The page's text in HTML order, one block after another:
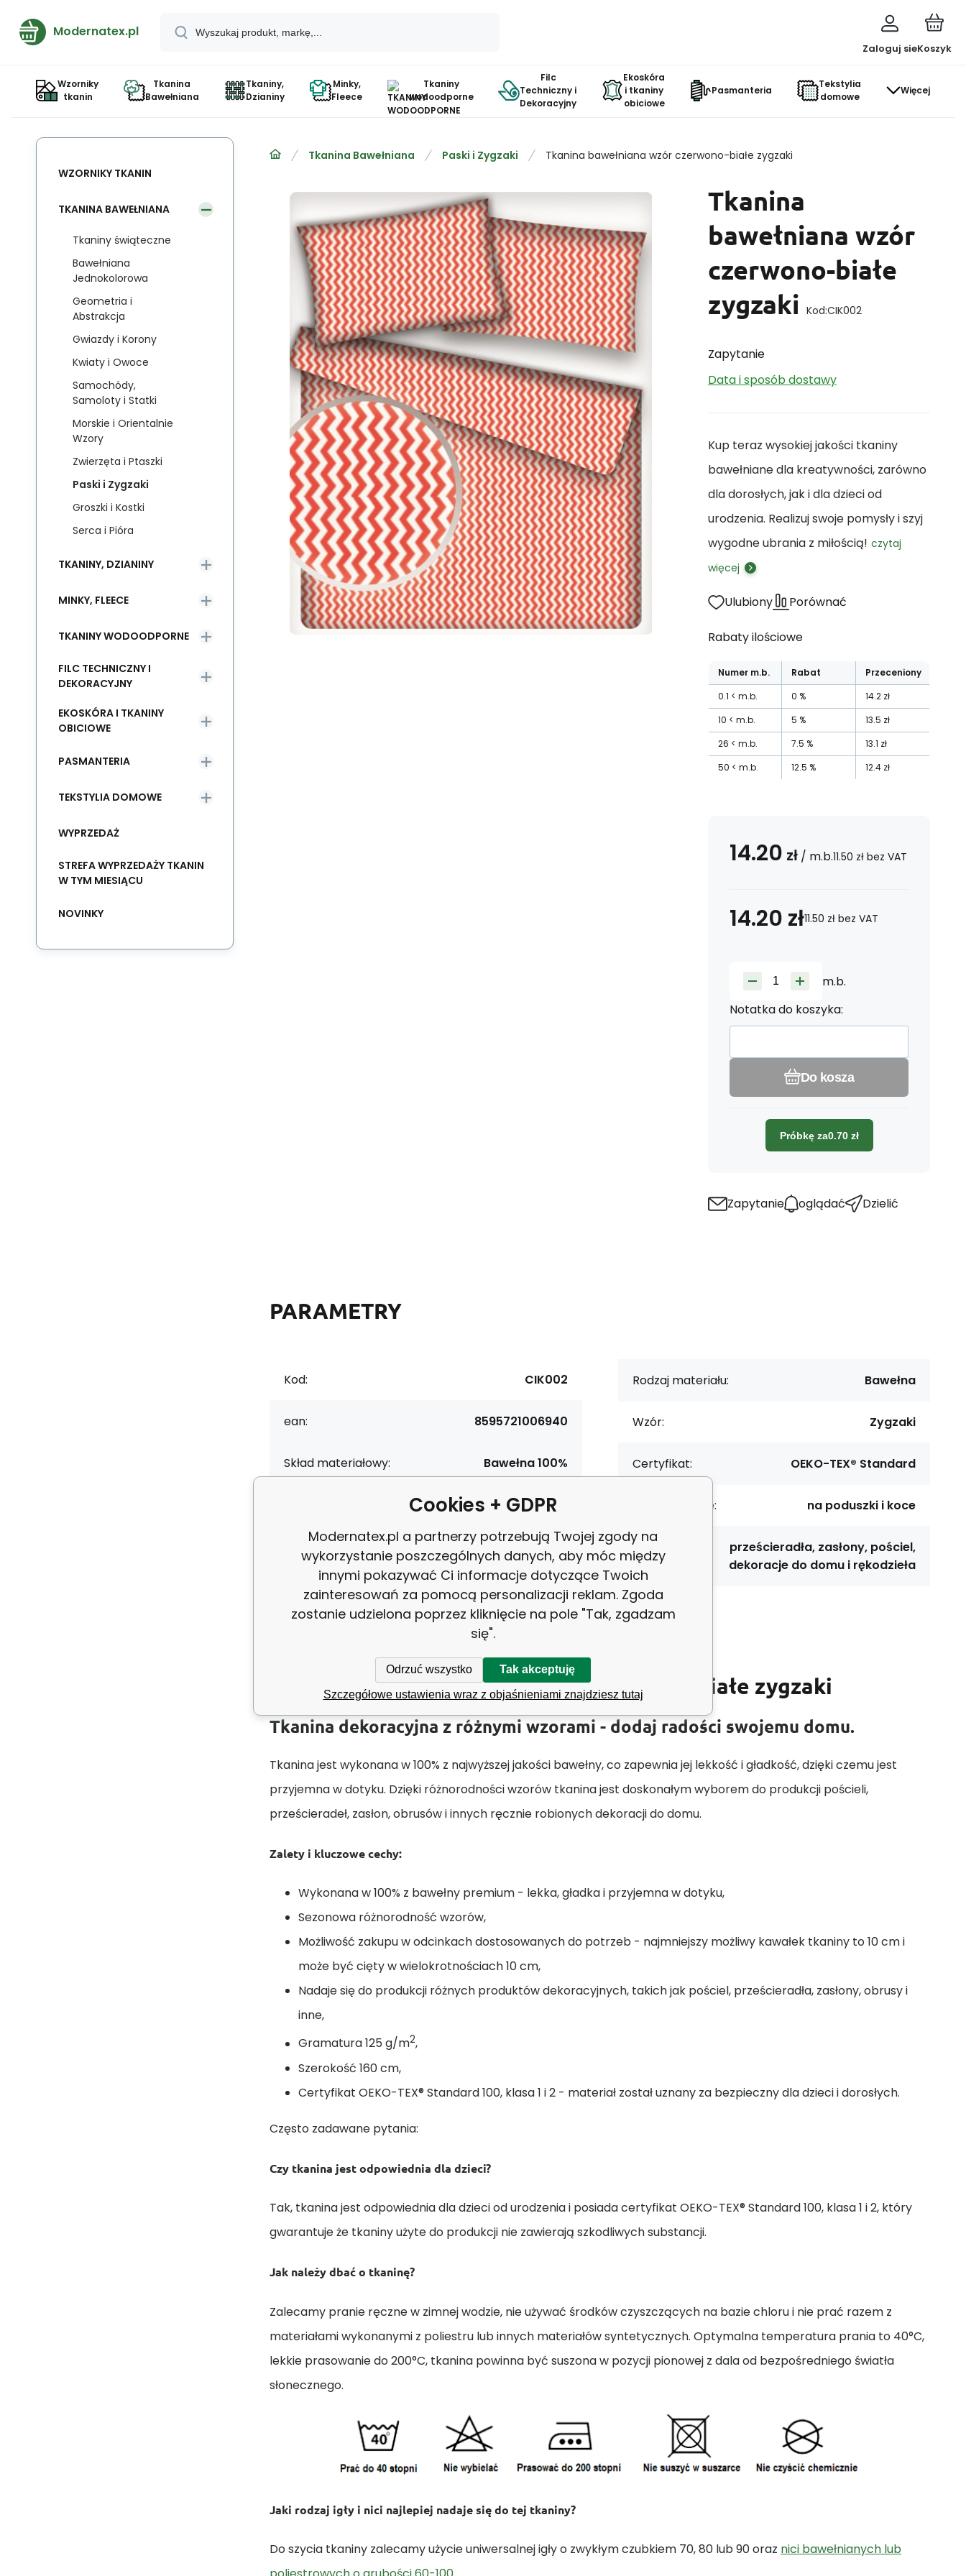
Modernatex.pl
Zaloguj sieKoszyk
Wzorniky
tkanin
Tkanina
Bawełniana
Tkaniny,
Dzianiny
Minky,
Fleece
Tkaniny
wodoodporne
Filc
Techniczny i
Dekoracyjny
Ekoskóra
i tkaniny
obiciowe
Pasmanteria
Tekstylia
domowe
Więcej
Tkanina Bawełniana Paski i Zygzaki Tkanina bawełniana wzór czerwono-białe zygzaki
Tkanina
bawełniana wzór
czerwono-białe
zygzaki Kod:CIK002
Zapytanie
Data i sposób dostawy
Kup teraz wysokiej jakości tkaniny
bawełniane dla kreatywności, zarówno
dla dorosłych, jak i dla dzieci od
urodzenia. Realizuj swoje pomysły i szyj
wygodne ubrania z miłością! czytaj
więcej
Ulubiony Porównać
Rabaty ilościowe
Numer m.b. Rabat
Przeceniony
0.1
m.b. 0 % 14.2 zł
10
m.b. 5 % 13.5 zł
26
m.b. 7.5 % 13.1 zł
50
m.b. 12.5 % 12.4 zł
14.20 zł / m.b.11.50 zł bez VAT
14.20 zł11.50 zł bez VAT
m.b.
Notatka do koszyka:
Do kosza
Próbkę za0.70 zł
Zapytanie oglądać Dzielić
PARAMETRY
Kod: CIK002
ean: 8595721006940
Skład materiałowy: Bawełna 100%
125 g/m2
Szerokość: 160 cm
Kolor: Czerwony
Rodzaj materiału: Bawełna
Wzór: Zygzaki
Certyfikat: OEKO-TEX® Standard
Przeznaczenie: na poduszki i koce
Zastosowanie:
prześcieradła, zasłony, pościel,
dekoracje do domu i rękodzieła
Tkanina bawełniana wzór czerwono-białe zygzaki
Tkanina dekoracyjna z różnymi wzorami - dodaj radości swojemu domu.
Tkanina jest wykonana w 100% z najwyższej jakości bawełny, co zapewnia jej lekkość i gładkość, dzięki czemu jest
przyjemna w dotyku. Dzięki różnorodności wzorów tkanina jest doskonałym wyborem do produkcji pościeli,
prześcieradeł, zasłon, obrusów i innych ręcznie robionych dekoracji do domu.
Zalety i kluczowe cechy:
Wykonana w 100% z bawełny premium - lekka, gładka i przyjemna w dotyku,
Sezonowa różnorodność wzorów,
Możliwość zakupu w odcinkach dostosowanych do potrzeb - najmniejszy możliwy kawałek tkaniny to 10 cm i
może być cięty w wielokrotnościach 10 cm,
Nadaje się do produkcji różnych produktów dekoracyjnych, takich jak pościel, prześcieradła, zasłony, obrusy i
inne,
Gramatura 125 g/m2,
Szerokość 160 cm,
Certyfikat OEKO-TEX® Standard 100, klasa 1 i 2 - materiał został uznany za bezpieczny dla dzieci i dorosłych.
Często zadawane pytania:
Czy tkanina jest odpowiednia dla dzieci?
Tak, tkanina jest odpowiednia dla dzieci od urodzenia i posiada certyfikat OEKO-TEX® Standard 100, klasa 1 i 2, który
gwarantuje że tkaniny użyte do produkcji nie zawierają szkodliwych substancji.
Jak należy dbać o tkaninę?
Zalecamy pranie ręczne w zimnej wodzie, nie używać środków czyszczących na bazie chloru i nie prać razem z
materiałami wykonanymi z poliestru lub innych materiałów syntetycznych. Optymalna temperatura prania to 40°C,
lekkie prasowanie do 200°C, tkanina powinna być suszona w pozycji pionowej z dala od bezpośredniego światła
słonecznego.
Jaki rodzaj igły i nici najlepiej nadaje się do tej tkaniny?
Do szycia tkaniny zalecamy użycie uniwersalnej igły o zwykłym czubkiem 70, 80 lub 90 oraz nici bawełnianych lub
WZORNIKY TKANIN
TKANINA BAWEŁNIANA
Tkaniny świąteczne
Bawełniana
Jednokolorowa
Geometria i
Abstrakcja
Gwiazdy i Korony
Kwiaty i Owoce
Samochódy,
Samoloty i Statki
Morskie i Orientalnie
Wzory
Zwierzęta i Ptaszki
Paski i Zygzaki
Groszki i Kostki
Serca i Pióra
TKANINY, DZIANINY
MINKY, FLEECE
TKANINY WODOODPORNE
FILC TECHNICZNY I
DEKORACYJNY
EKOSKÓRA I TKANINY
OBICIOWE
PASMANTERIA
TEKSTYLIA DOMOWE
WYPRZEDAŻ
STREFA WYPRZEDAŻY TKANIN
W TYM MIESIĄCU
NOVINKY
Cookies + GDPR
Modernatex.pl a partnerzy potrzebują Twojej zgody na
wykorzystanie poszczególnych danych, aby móc między
innymi pokazywać Ci informacje dotyczące Twoich
zainteresowań za pomocą personalizacji reklam. Zgoda
zostanie udzielona poprzez kliknięcie na pole "Tak, zgadzam
się".
Odrzuć wszystko Tak akceptuję
Szczegółowe ustawienia wraz z objaśnieniami znajdziesz tutaj